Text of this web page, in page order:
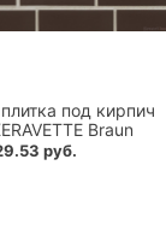
под кирпич
Braun
руб.